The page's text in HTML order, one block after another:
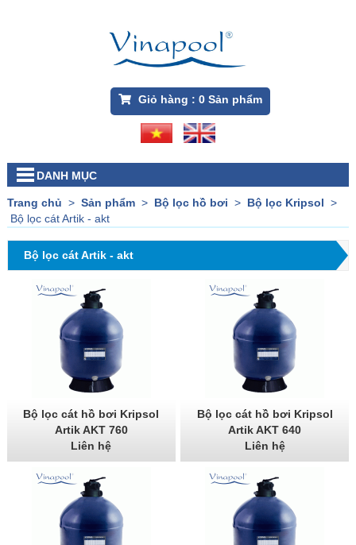
Giỏ hàng : 0Sản phẩm
DANH MỤC
Trang chủ > Sản phẩm> Bộ lọc hồ bơi > Bộ lọc Kripsol >
Bộ lọc cát Artik - akt
Bộ lọc cát Artik - akt
Bộ lọc cát hồ bơi Kripsol
Artik AKT 760
Liên hệ
Bộ lọc cát hồ bơi Kripsol
Artik AKT 640
Liên hệ